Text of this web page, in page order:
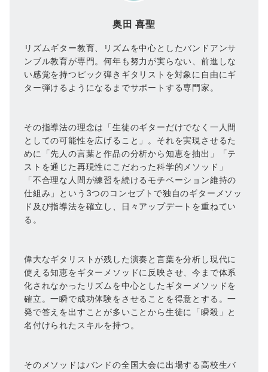
奥田 喜聖
リズムギター教育、リズムを中心としたバンドアンサ
ンブル教育が専門。何年も努力が実らない、前進しな
い感覚を持つピック弾きギタリストを対象に自由にギ
ター弾けるようになるまでサポートする専門家。
その指導法の理念は「生徒のギターだけでなく一人間
としての可能性を広げること」。それを実現させるた
めに「先人の言葉と作品の分析から知恵を抽出」「テ
ストを通じた再現性にこだわった科学的メソッド」
「不合理な人間が練習を続けるモチベーション維持の
仕組み」という3つのコンセプトで独自のギターメソッ
ド及び指導法を確立し、日々アップデートを重ねてい
る。
偉大なギタリストが残した演奏と言葉を分析し現代に
使える知恵をギターメソッドに反映させ、今まで体系
化されなかったリズムを中心としたギターメソッドを
確立。一瞬で成功体験をさせることを得意とする。一
発で答えを出すことが多いことから生徒に「瞬殺」と
名付けられたスキルを持つ。
そのメソッドはバンドの全国大会に出場する高校生バ